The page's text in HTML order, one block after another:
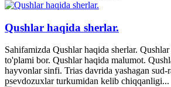
Qushlar haqida sherlar.
Sahifamizda Qushlar haqida sherlar.
to'plami bor. Qushlar haqida malumot.
hayvonlar sinfi. Trias davrida yashagan
psevdozuxlar turkumidan kelib chiqqanligi...